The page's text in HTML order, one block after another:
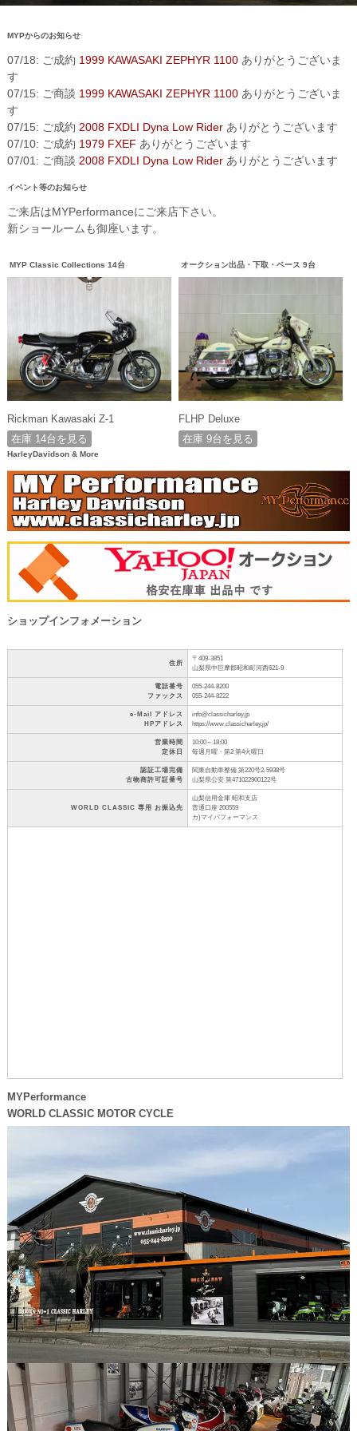
MYPからのお知らせ
07/18: ご成約 1999 KAWASAKI ZEPHYR 1100ありがとうございま
す
07/15: ご商談 1999 KAWASAKI ZEPHYR 1100ありがとうございま
す
07/15: ご成約 2008 FXDLI Dyna Low Riderありがとうございます
07/10: ご成約 1979 FXEF ありがとうございます
07/01: ご商談 2008 FXDLI Dyna Low Riderありがとうございます
イベント等のお知らせ
ご来店はMYPerformanceにご来店下さい。
新ショールームも御座います。
MYP Classic Collections 14台
Rickman Kawasaki Z-1
在庫 14台を見る
オークション出品・下取・ベース 9台
FLHP Deluxe
在庫 9台を見る
HarleyDavidson & More
ショップインフォメーション
住所
〒409-3851
山梨県中巨摩郡昭和町河西621-9
電話番号
ファックス
055-244-8200
055-244-8222
e-Mail アドレス
HPアドレス
info@classicharley.jp
https://www.classicharley.jp/
営業時間
定休日
10:00～18:00
毎週月曜・第2 第4火曜日
認証工場完備
古物商許可証番号
関東自動車整備 第220号2-5938号
山梨県公安 第471022900122号
WORLD CLASSIC 専用 お振込先
山梨信用金庫 昭和支店
普通口座 200559
カ)マイパフォーマンス
MYPerformance
WORLD CLASSIC MOTOR CYCLE